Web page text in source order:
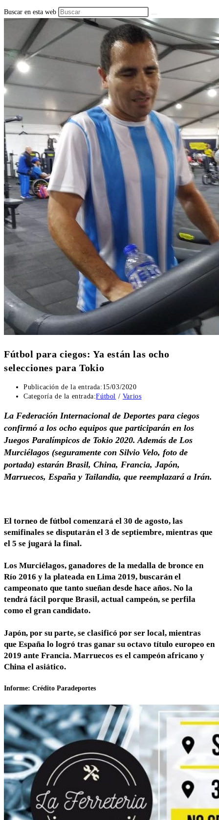
Buscar en esta web
Fútbol para ciegos: Ya están las ocho
selecciones para Tokio
Publicación de la entrada: 15/03/2020
Categoría de la entrada:Fútbol / Varios
La Federación Internacional de Deportes para ciegos
confirmó a los ocho equipos que participarán en los
Juegos Paralímpicos de Tokio 2020. Además de Los
Murciélagos (seguramente con Silvio Velo, foto de
portada) estarán Brasil, China, Francia, Japón,
Marruecos, España y Tailandia, que reemplazará a Irán.
El torneo de fútbol comenzará el 30 de agosto, las
semifinales se disputarán el 3 de septiembre, mientras que
el 5 se jugará la final.
Los Murciélagos, ganadores de la medalla de bronce en
Río 2016 y la plateada en Lima 2019, buscarán el
campeonato que tanto sueñan desde hace años. No la
tendrá fácil porque Brasil, actual campeón, se perfila
como el gran candidato.
Japón, por su parte, se clasificó por ser local, mientras
que España lo logró tras ganar su octavo título europeo en
2019 ante Francia. Marruecos es el campeón africano y
China el asiático.
Informe: Crédito Paradeportes